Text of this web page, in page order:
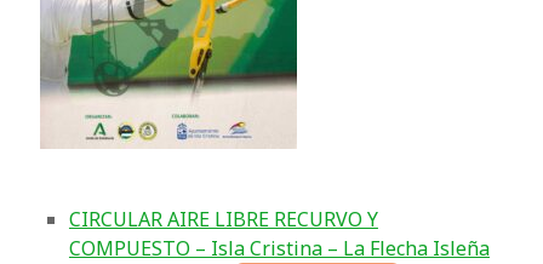
CIRCULAR AIRE LIBRE RECURVO Y
COMPUESTO – Isla Cristina – La Flecha Isleña